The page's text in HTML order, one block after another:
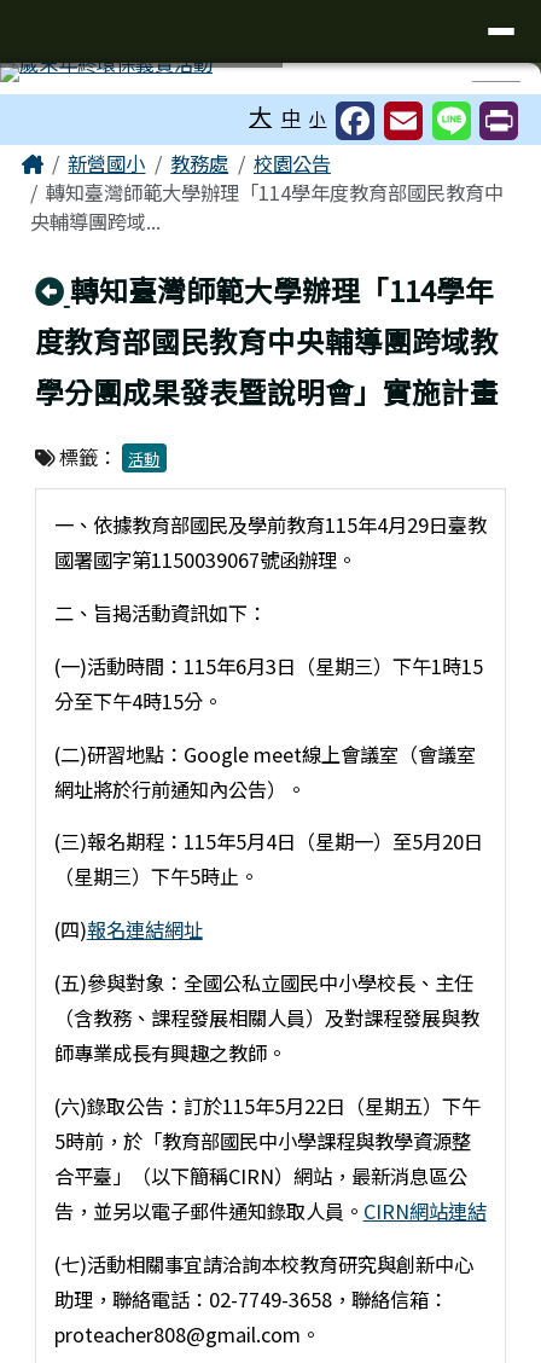
⏸
大 中 小
主內容區域
Home新營國小 教務處
校園公告
轉知臺灣師範大學辦理「114學年度教育部國民教育中
央輔導團跨域...
回上頁
轉知臺灣師範大學辦理「114學年
度教育部國民教育中央輔導團跨域教
學分團成果發表暨說明會」實施計畫
標籤： 活動
一、依據教育部國民及學前教育115年4月29日臺教
國署國字第1150039067號函辦理。
二、旨揭活動資訊如下：
(一)活動時間：115年6月3日（星期三）下午1時15
分至下午4時15分。
(二)研習地點：Google meet線上會議室（會議室
網址將於行前通知內公告）。
(三)報名期程：115年5月4日（星期一）至5月20日
（星期三）下午5時止。
(四)報名連結網址
(五)參與對象：全國公私立國民中小學校長、主任
（含教務、課程發展相關人員）及對課程發展與教
師專業成長有興趣之教師。
(六)錄取公告：訂於115年5月22日（星期五）下午
5時前，於「教育部國民中小學課程與教學資源整
合平臺」（以下簡稱CIRN）網站，最新消息區公
告，並另以電子郵件通知錄取人員。 CIRN網站連結
(七)活動相關事宜請洽詢本校教育研究與創新中心
助理，聯絡電話：02-7749-3658，聯絡信箱：
proteacher808@gmail.com。
頁尾區域